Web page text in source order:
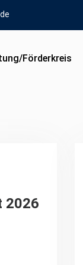
Förderkreis
2026